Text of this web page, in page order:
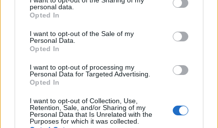
grant or deny consent to Google and its third-party tags to
use your data for below specified purposes in below Google
consent section.
personal data.
Opted In
I want to opt-out of the Sale of my
Personal Data.
Opted In
I want to opt-out of processing my
Personal Data for Targeted Advertising.
Opted In
I want to opt-out of Collection, Use,
Retention, Sale, and/or Sharing of my
Personal Data that Is Unrelated with the
Purposes for which it was collected.
de tokens (ERC-20 / BEP-20)
Construído por uma empresa bem estabelecida fundada
em 2014 com grande segurança de chip
Alternativamente, você pode criar sua própria carteira,
aqui usaremos o MetaMask como um exemplo para
mostrar como configurar sua carteira.